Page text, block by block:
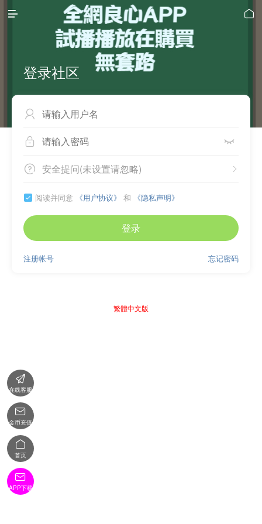
 
登录社区

 
 
安全提问(未设置请忽略)
 阅读并同意 《用户协议》 和 《隐私声明》
登录
忘记密码
注册帐号
繁體中文版

在线客服

金币充值

首页

APP下载